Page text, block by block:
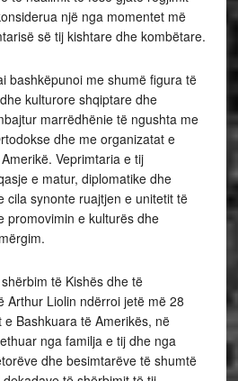
një nga momentet më
së tij kishtare dhe kombëtare.
bashkëpunoi me shumë figura të
kulturore shqiptare dhe
marrëdhënie të ngushta me
dhe me organizatat e
Veprimtaria e tij
e matur, diplomatike dhe
cila synonte ruajtjen e unitetit të
promovimin e kulturës dhe
të Kishës dhe të
Arthur Liolin ndërroi jetë më 28
Bashkuara të Amerikës, në
nga familja e tij dhe nga
dhe besimtarëve të shumtë